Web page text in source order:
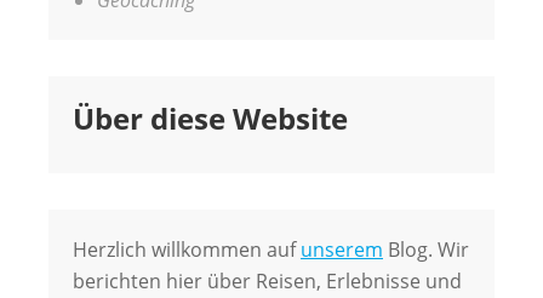
Über diese Website
Herzlich willkommen aufunserem Blog. Wir
berichten hier über Reisen, Erlebnisse und